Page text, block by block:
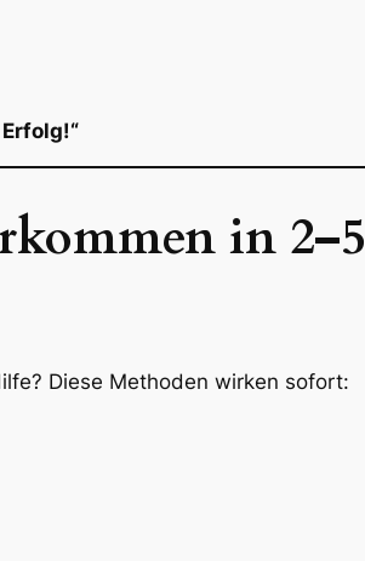
in 2–5
Diese Methoden wirken sofort: